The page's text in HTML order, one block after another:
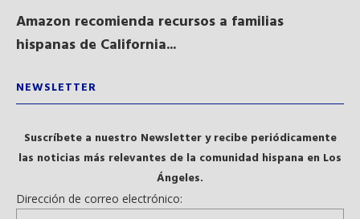
Amazon recomienda recursos a familias
hispanas de California...
NEWSLETTER
Suscríbete a nuestro Newsletter y recibe periódicamente
las noticias más relevantes de la comunidad hispana en Los
Ángeles.
Dirección de correo electrónico: